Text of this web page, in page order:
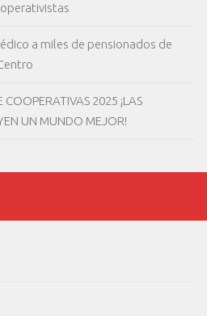
a miles de pensionados de
2025 ¡LAS
UN MUNDO MEJOR!